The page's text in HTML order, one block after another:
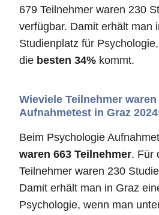
679 Teilnehmer waren 230
verfügbar. Damit erhält man
Studienplatz für
die besten 34% kommt.
Wieviele Teilnehmer waren
Aufnahmetest in Graz
Beim Psychologie
waren 663 Teilnehmer. Für
Teilnehmer waren 230
Damit erhält man in Graz
Psychologie, wenn man